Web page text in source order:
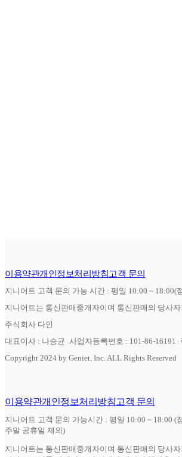
이용약관개인정보처리방침고객 문의
지니어트 고객 문의 가능 시간 : 평일 10:00 ~ 18:00(
지니어트는 통신판매중개자이며 통신판매의 당사
주식회사 다인
대표이사 : 나승균 사업자등록번호 : 101-86-16191
Copyright 2024 by Geniet, Inc. ALL Rights Reserved
이용약관개인정보처리방침고객 문의
지니어트 고객 문의 가능시간 : 평일 10:00 ~ 18:00 (
주말 공휴일 제외)
지니어트는 통신판매중개자이며 통신판매의 당사